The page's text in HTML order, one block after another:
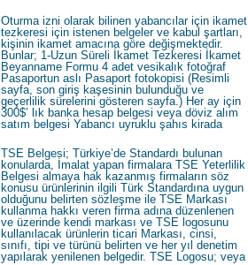
Oturma izni olarak bilinen yabancılar için ikamet
tezkeresi için istenen belgeler ve kabul şartları,
kişinin ikamet amacına göre değişmektedir.
Bunlar; 1-Uzun Süreli İkamet Tezkeresi İkamet
Beyanname Formu 4 adet vesikalık fotoğraf
Pasaportun aslı Pasaport fotokopisi (Resimli
sayfa, son giriş kaşesinin bulunduğu ve
geçerlilik sürelerini gösteren sayfa.) Her ay için
300$’ lık banka hesap belgesi veya döviz alım
satım belgesi Yabancı uyruklu şahıs kirada
TSE Belgesi; Türkiye’de Standardı bulunan
konularda, İmalat yapan firmalara TSE Yeterlilik
Belgesi almaya hak kazanmış firmaların söz
konusu ürünlerinin ilgili Türk Standardına uygun
olduğunu belirten sözleşme ile TSE Markası
kullanma hakkı veren firma adına düzenlenen
ve üzerinde kendi markası ve TSE logosunu
kullanılacak ürünlerin ticari Markası, cinsi,
sınıfı, tipi ve türünü belirten ve her yıl denetim
yapılarak yenilenen belgedir. TSE Logosu; veya